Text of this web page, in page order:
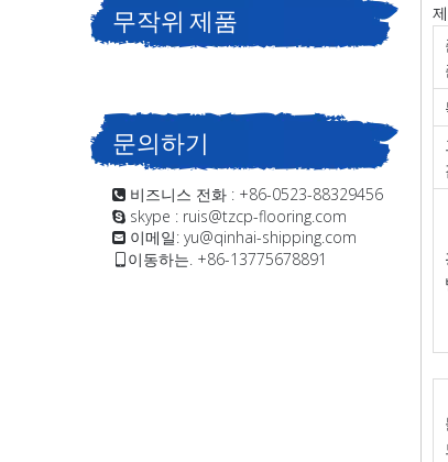
무작위 제품
문의하기
 비즈니스 전화 : +86-0523-88329456
 skype : ruis@tzcp-flooring.com
 이메일: yu@qinhai-shipping.com
이동하는. +86-13775678891